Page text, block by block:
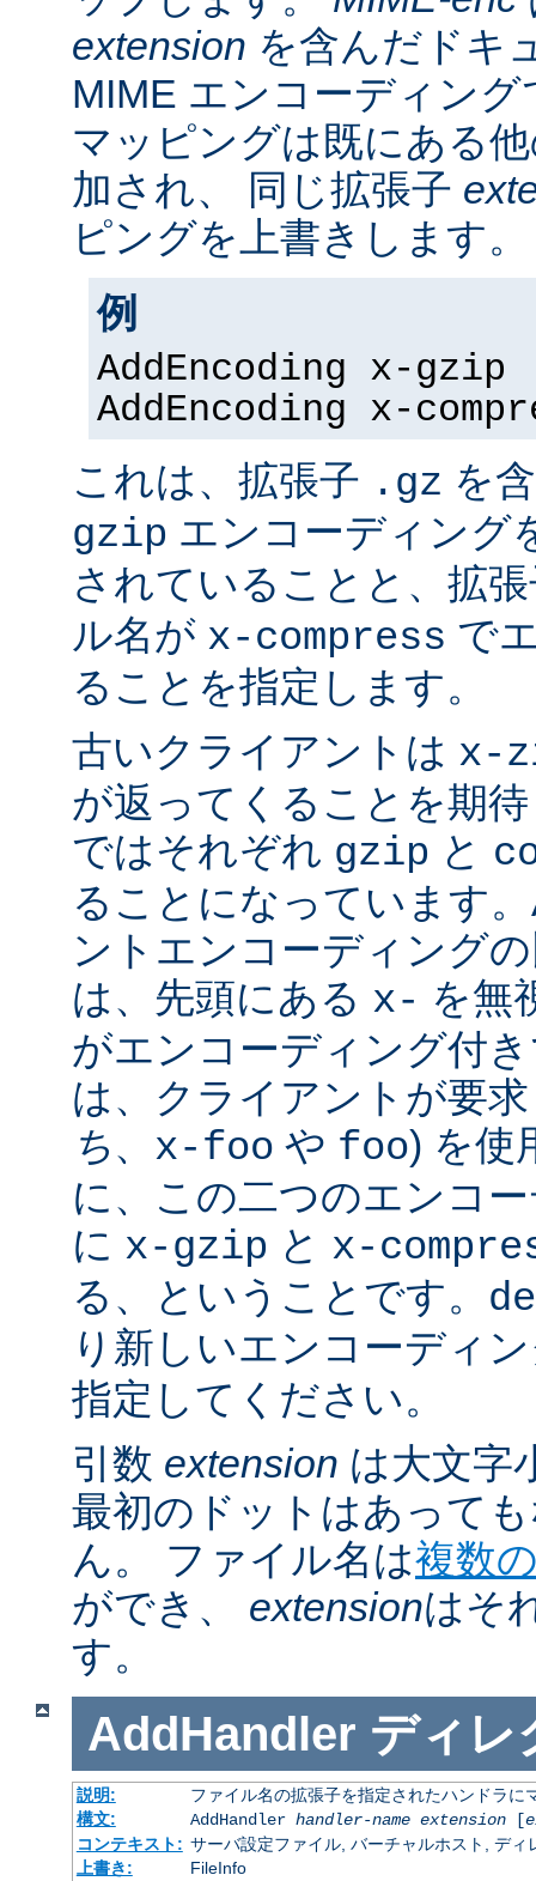
extension を含んだドキ
MIME エンコーディン
マッピングは既にある
加され、 同じ拡張子
ピングを上書きします。
例
AddEncoding x-gzip
AddEncoding x-
これは、拡張子 .gz を
gzip エンコーディング
されていることと、拡
ル名が x-compress で
ることを指定します。
古いクライアントは x-
が返ってくることを期
ではそれぞれ gzip と
ることになっています
ントエンコーディング
は、先頭にある x- を無
がエンコーディング付
は、クライアントが要
ち、 x-foo や foo) を使
に、この二つのエンコ
に x-gzip と x-
る、ということです。
り新しいエンコーディ
指定してください。
引数 extension は大文字
最初のドットはあって
ん。 ファイル名は複数
ができ、 extensionはそ
す。
AddHandler ディレ
説明:
ファイル名の拡張子を指定されたハンドラに
構文:
AddHandler handler-name extension[
コンテキスト: サーバ設定ファイル, バーチャルホスト, ディ
上書き:
FileInfo